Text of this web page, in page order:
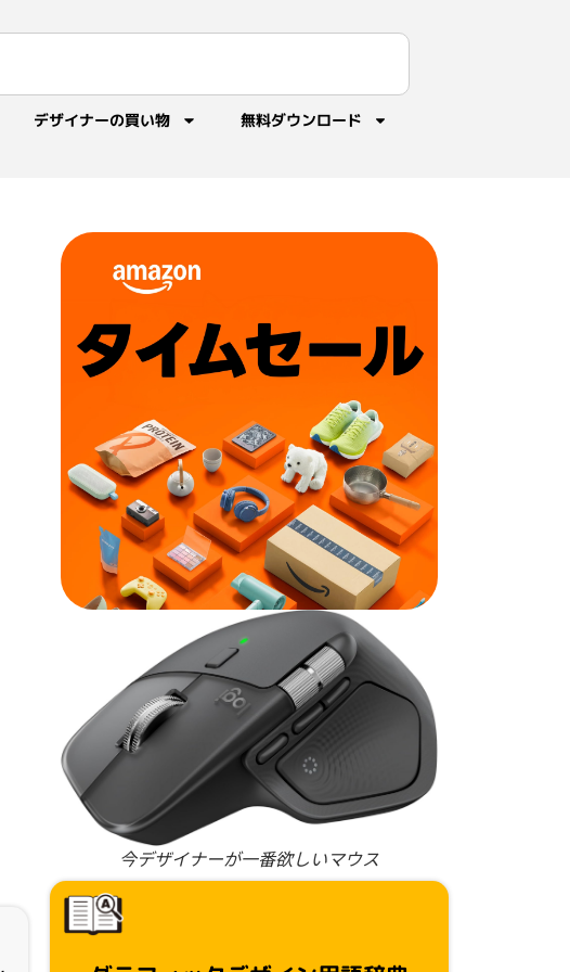
デザイナーの買い物 無料ダウンロード
,
今デザイナーが一番欲しいマウス